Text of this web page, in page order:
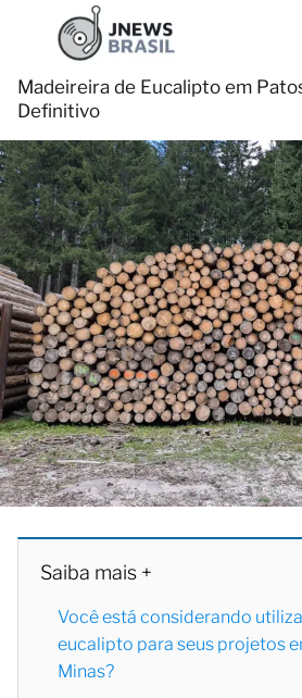
Madeireira de Eucalipto em
Definitivo
Saiba mais +
Você está considerando
eucalipto para seus projetos
Minas?